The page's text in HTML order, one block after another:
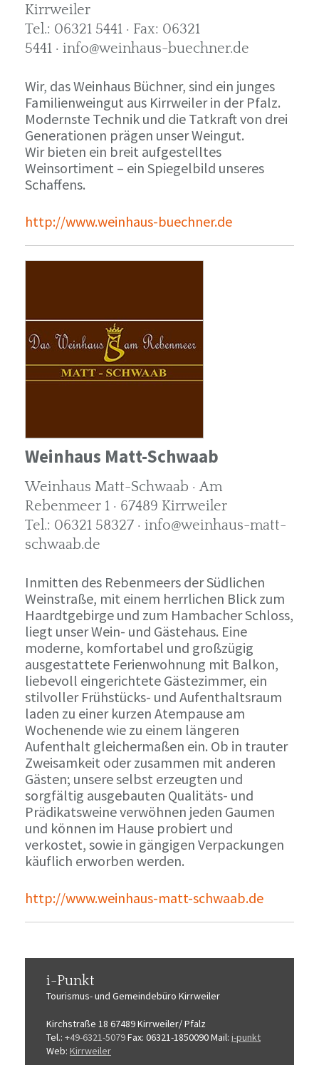
Kirrweiler
Tel.: 06321 5441 · Fax: 06321
5441 · info@weinhaus-buechner.de
Wir, das Weinhaus Büchner, sind ein junges
Familienweingut aus Kirrweiler in der Pfalz.
Modernste Technik und die Tatkraft von drei
Generationen prägen unser Weingut.
Wir bieten ein breit aufgestelltes
Weinsortiment – ein Spiegelbild unseres
Schaffens.
http://www.weinhaus-buechner.de
Weinhaus Matt-Schwaab
Weinhaus Matt-Schwaab · Am
Rebenmeer 1 · 67489 Kirrweiler
Tel.: 06321 58327 · info@weinhaus-matt-
schwaab.de
Inmitten des Rebenmeers der Südlichen
Weinstraße, mit einem herrlichen Blick zum
Haardtgebirge und zum Hambacher Schloss,
liegt unser Wein- und Gästehaus. Eine
moderne, komfortabel und großzügig
ausgestattete Ferienwohnung mit Balkon,
liebevoll eingerichtete Gästezimmer, ein
stilvoller Frühstücks- und Aufenthaltsraum
laden zu einer kurzen Atempause am
Wochenende wie zu einem längeren
Aufenthalt gleichermaßen ein. Ob in trauter
Zweisamkeit oder zusammen mit anderen
Gästen; unsere selbst erzeugten und
sorgfältig ausgebauten Qualitäts- und
Prädikatsweine verwöhnen jeden Gaumen
und können im Hause probiert und
verkostet, sowie in gängigen Verpackungen
käuflich erworben werden.
http://www.weinhaus-matt-schwaab.de
i-Punkt
Tourismus-und Gemeindebüro Kirrweiler
Kirchstraße 18 67489 Kirrweiler/ Pfalz
Tel.: +49-6321-5079Fax: 06321-1850090Mail: i-punkt
Web: Kirrweiler